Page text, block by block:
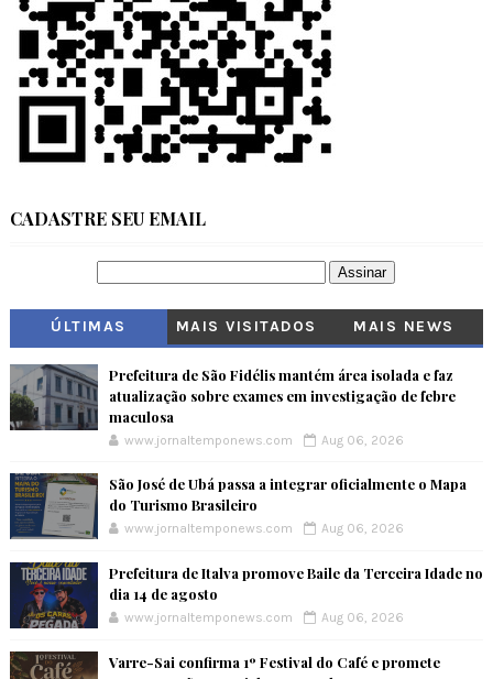
CADASTRE SEU EMAIL
ÚLTIMAS MAIS VISITADOS MAIS NEWS
Prefeitura de São Fidélis mantém área isolada e faz
atualização sobre exames em investigação de febre
maculosa
www.jornaltemponews.com Aug 06, 2026
São José de Ubá passa a integrar oficialmente o Mapa
do Turismo Brasileiro
www.jornaltemponews.com Aug 06, 2026
Prefeitura de Italva promove Baile da Terceira Idade no
dia 14 de agosto
www.jornaltemponews.com Aug 06, 2026
Varre-Sai confirma 1º Festival do Café e promete